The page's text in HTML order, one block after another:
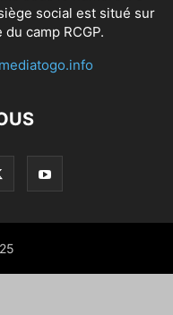
social est situé sur
camp RCGP.